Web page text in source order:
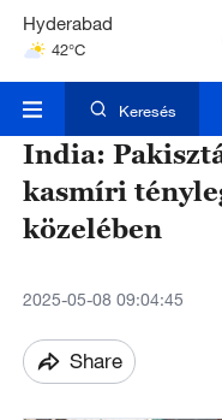
Hyderabad
42°C
Mumbai
Keresés
India:
kasmíri
közelében
2025-05-08 09:04:45
Share